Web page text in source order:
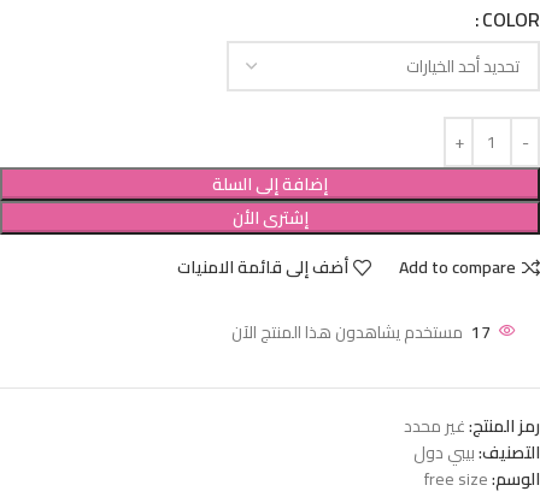
COLOR
إضافة إلى السلة
إشترى الأن
Add to compare
أضف إلى قائمة الامنيات
17 مستخدم يشاهدون هذا المنتج الآن
رمز المنتج:غير محدد
التصنيف:بيبي دول
الوسم:free size